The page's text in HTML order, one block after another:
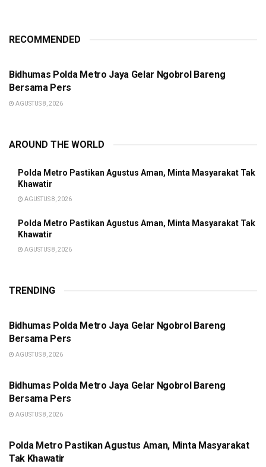
RECOMMENDED
Bidhumas Polda Metro Jaya Gelar Ngobrol Bareng
Bersama Pers
AGUSTUS 8, 2026
AROUND THE WORLD
Polda Metro Pastikan Agustus Aman, Minta Masyarakat Tak
Khawatir
AGUSTUS 8, 2026
Polda Metro Pastikan Agustus Aman, Minta Masyarakat Tak
Khawatir
AGUSTUS 8, 2026
TRENDING
Bidhumas Polda Metro Jaya Gelar Ngobrol Bareng
Bersama Pers
AGUSTUS 8, 2026
Bidhumas Polda Metro Jaya Gelar Ngobrol Bareng
Bersama Pers
AGUSTUS 8, 2026
Polda Metro Pastikan Agustus Aman, Minta Masyarakat
Tak Khawatir